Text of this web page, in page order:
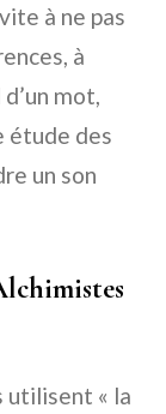
à ne pas
à
mot,
étude des
un son
utilisent « la